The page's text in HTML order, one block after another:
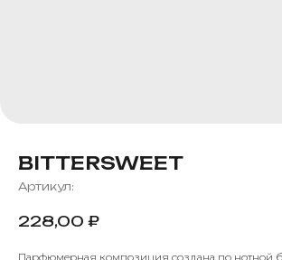
BITTERSWEET
Артикул:
228,00 ₽
Парфюмерная композиция создана по нотной